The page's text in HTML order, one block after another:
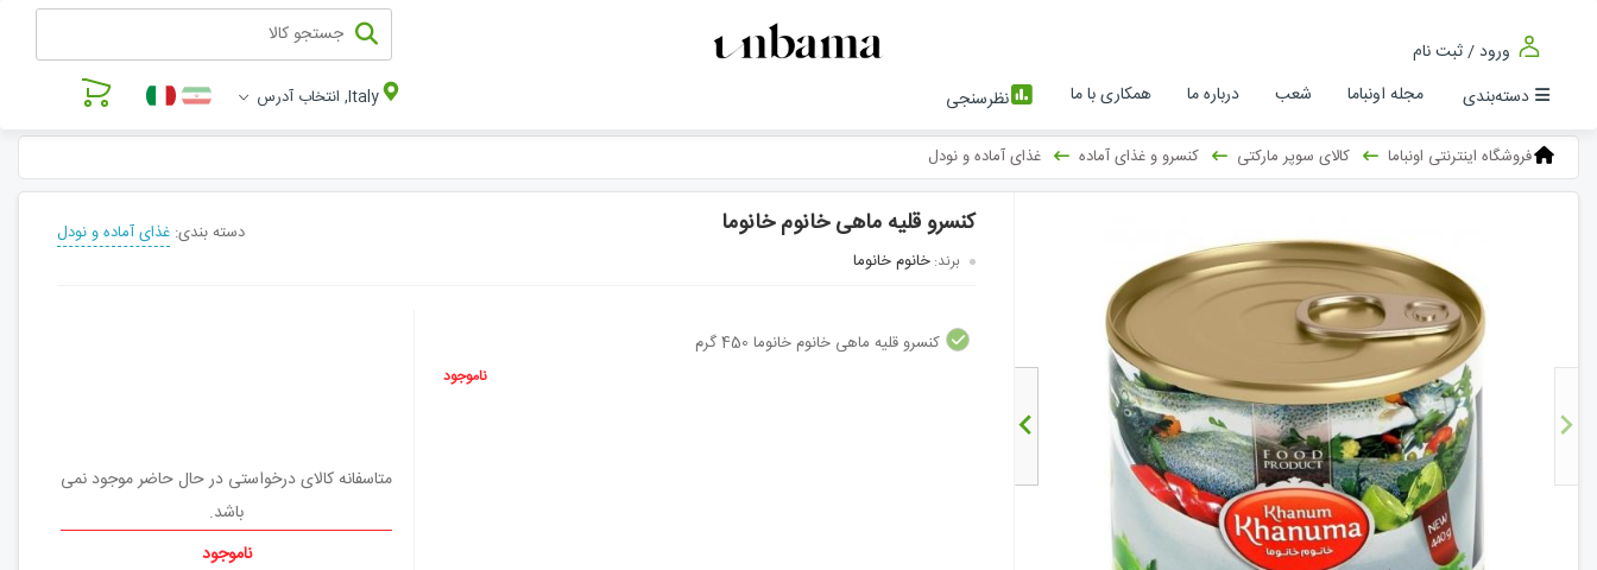
ورود / ثبت نام
دسته‌بندی
مجله اونباما شعب درباره ما همکاری با ما نظرسنجی Italy, انتخاب آدرس
فروشگاه اینترنتی اونباما کالای سوپر مارکتی کنسرو و غذای آماده غذای آماده و نودل
کنسرو قلیه ماهی خانوم خانوما
برند:خانوم خانوما
دسته بندی: غذای آماده و نودل
کنسرو قلیه ماهی خانوم خانوما 450 گرم
ناموجود
متاسفانه کالای درخواستی در حال حاضر موجود نمی
باشد.
ناموجود